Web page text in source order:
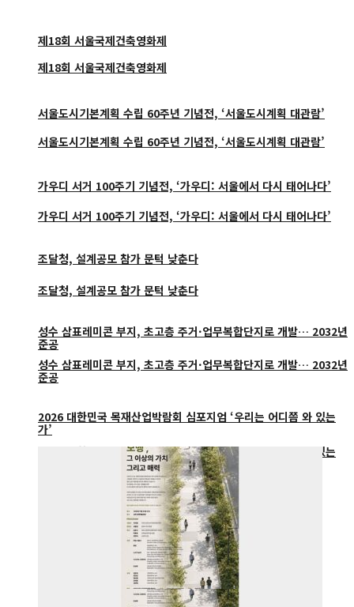
제18회 서울국제건축영화제
서울도시기본계획 수립 60주년 기념전, ‘서울도시계획 대관람’
가우디 서거 100주기 기념전, ‘가우디: 서울에서 다시 태어나다’
조달청, 설계공모 참가 문턱 낮춘다
성수 삼표레미콘 부지, 초고층 주거·업무복합단지로 개발… 2032년
준공
2026 대한민국 목재산업박람회 심포지엄 ‘우리는 어디쯤 와 있는
제18회 서울국제건축영화제
서울도시기본계획 수립 60주년 기념전, ‘서울도시계획 대관람’
가우디 서거 100주기 기념전, ‘가우디: 서울에서 다시 태어나다’
조달청, 설계공모 참가 문턱 낮춘다
성수 삼표레미콘 부지, 초고층 주거·업무복합단지로 개발… 2032년
준공
2026 대한민국 목재산업박람회 심포지엄 ‘우리는 어디쯤 와 있는
가’